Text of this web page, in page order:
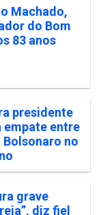
Machado,
do Bom
83 anos
presidente
empate entre
Bolsonaro no
grave
diz fiel